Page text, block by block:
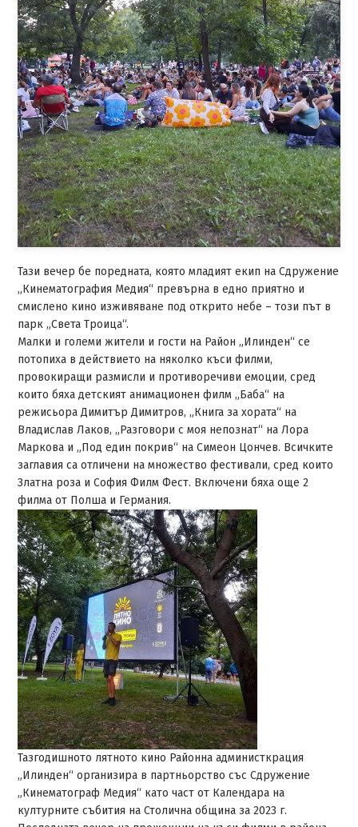
Тази вечер бе поредната, която младият екип на Сдружение
„Кинематография Медия“ превърна в едно приятно и
смислено кино изживяване под открито небе – този път в
парк „Света Троица“.
Малки и големи жители и гости на Район „Илинден“ се
потопиха в действието на няколко къси филми,
провокиращи размисли и противоречиви емоции, сред
които бяха детският анимационен филм „Баба“ на
режисьора Димитър Димитров, „Книга за хората“ на
Владислав Лаков, „Разговори с моя непознат“ на Лора
Маркова и „Под един покрив“ на Симеон Цончев. Всичките
заглавия са отличени на множество фестивали, сред които
Златна роза и София Филм Фест. Включени бяха още 2
филма от Полша и Германия.
Тазгодишното лятното кино Районна администкрация
„Илинден“ организира в партньорство със Сдружение
„Кинематограф Медия“ като част от Календара на
културните събития на Столична община за 2023 г.